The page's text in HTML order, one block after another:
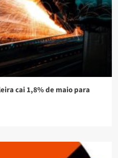
cai 1,8% de maio para